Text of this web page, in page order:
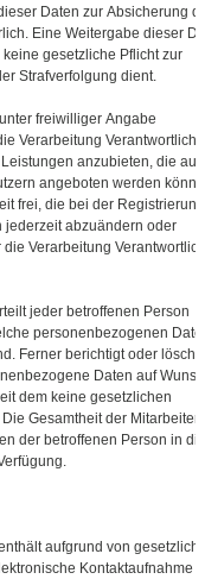
Daten zur Absicherung
Eine Weitergabe dieser
gesetzliche Pflicht zur
Strafverfolgung dient.
freiwilliger Angabe
Verarbeitung
anzubieten, die
angeboten werden
frei, die bei der Registrierung
abzuändern oder
Verarbeitung
jeder betroffenen Person
personenbezogenen
Ferner berichtigt oder löscht
Daten auf
dem keine gesetzlichen
Gesamtheit der Mitarbeiter
der betroffenen Person in
aufgrund von
Kontaktaufnahme